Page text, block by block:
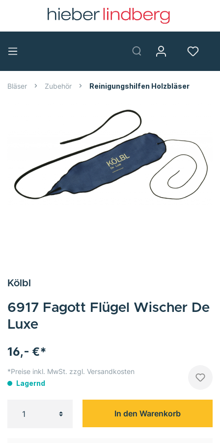
Bläser Zubehör Reinigungshilfen Holzbläser
16,- €*
*Preise inkl. MwSt. zzgl. Versandkosten
Lagernd
In den Warenkorb
Kölbl
6917 Fagott Flügel Wischer De
Luxe